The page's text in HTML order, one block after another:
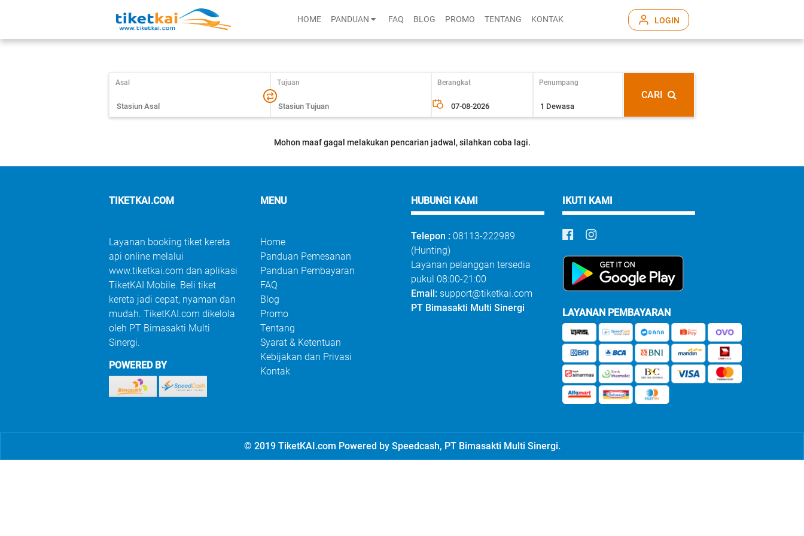
HOME PANDUAN FAQ BLOG PROMO TENTANG KONTAK LOGIN
Asal Tujuan Berangkat Penumpang
CARI
Mohon maaf gagal melakukan pencarian jadwal, silahkan coba lagi.
TIKETKAI.COM
Layanan booking tiket kereta
api online melalui
www.tiketkai.com dan aplikasi
TiketKAI Mobile. Beli tiket
kereta jadi cepat, nyaman dan
mudah. TiketKAI.com dikelola
oleh PT Bimasakti Multi
Sinergi.
POWERED BY
MENU
Home
Panduan Pemesanan
Panduan Pembayaran
FAQ
Blog
Promo
Tentang
Syarat & Ketentuan
Kebijakan dan Privasi
Kontak
HUBUNGI KAMI
Telepon : 08113-222989
(Hunting)
Layanan pelanggan tersedia
pukul 08:00-21:00
Email: support@tiketkai.com
PT Bimasakti Multi Sinergi
IKUTI KAMI
LAYANAN PEMBAYARAN
© 2019 TiketKAI.com Powered by Speedcash, PT Bimasakti Multi Sinergi.